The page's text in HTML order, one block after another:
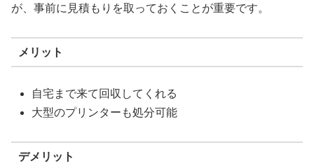
が、事前に見積もりを取っておくことが重要です。
メリット
自宅まで来て回収してくれる
大型のプリンターも処分可能
デメリット